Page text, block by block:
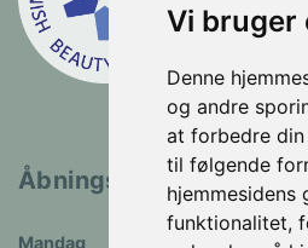
Vi bruger
Denne
og andre
at forbedre
til følgende
funktionalitet,
Åbningstider
Mandag Lukket